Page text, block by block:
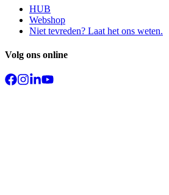
HUB
Webshop
Niet tevreden? Laat het ons weten.
Volg ons online